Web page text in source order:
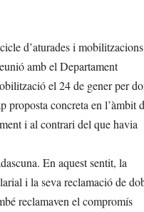
d’aturades i
amb el Departament
el 24 de gener per
proposta concreta en l’àmbit
i al contrari del que havia
En aquest sentit, la
i la seva reclamació de
reclamaven el compromís